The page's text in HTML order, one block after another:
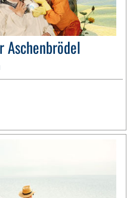
Aschenbrödel